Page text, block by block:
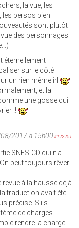
la vue, les
les persos bien
sont plutôt
des personnages
éternellement
sur le côté
un rien même irl
et la
une gosse qui
!!
2017 à 15h00#122251
SNES-CD qui n'a
peut toujours rêver
revue à la hausse déjà
traduction avait été
précise. S'ils
de charges
rendre la charge